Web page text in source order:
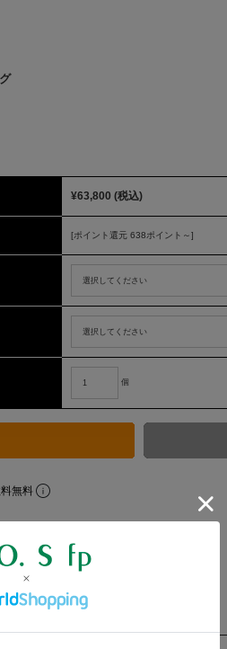
¥63,800 (税込)
[ポイント還元 638ポイント～]
個
無料